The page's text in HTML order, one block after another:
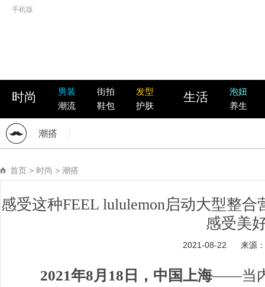
手机版
时尚 男装 街拍
发型
潮流
鞋包 护肤
生活
泡妞
养生
潮搭
首页 > 时尚 > 潮搭
感受这种FEEL lululemon启动大型整
感受美
2021-08-22 来源
2021年8月18日，中国上海——当内